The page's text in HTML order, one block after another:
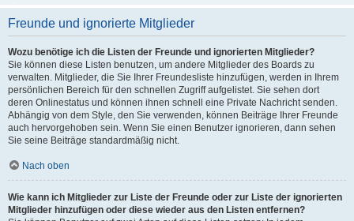
Freunde und ignorierte Mitglieder
Wozu benötige ich die Listen der Freunde und ignorierten Mitglieder?
Sie können diese Listen benutzen, um andere Mitglieder des Boards zu
verwalten. Mitglieder, die Sie Ihrer Freundesliste hinzufügen, werden in Ihrem
persönlichen Bereich für den schnellen Zugriff aufgelistet. Sie sehen dort
deren Onlinestatus und können ihnen schnell eine Private Nachricht senden.
Abhängig von dem Style, den Sie verwenden, können Beiträge Ihrer Freunde
auch hervorgehoben sein. Wenn Sie einen Benutzer ignorieren, dann sehen
Sie seine Beiträge standardmäßig nicht.
Nach oben
Wie kann ich Mitglieder zur Liste der Freunde oder zur Liste der ignorierten
Mitglieder hinzufügen oder diese wieder aus den Listen entfernen?